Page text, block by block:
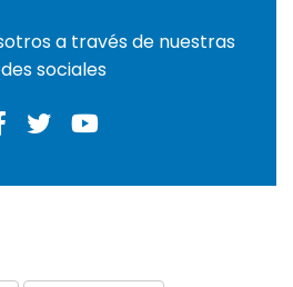
a través de nuestras
sociales